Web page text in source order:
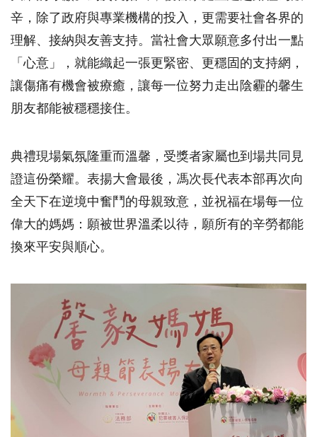
辛，除了政府與專業機構的投入，更需要社會各界的
理解、接納與友善支持。當社會大眾願意多付出一點
「心意」，就能織起一張更緊密、更穩固的支持網，
讓傷痛有機會被療癒，讓每一位努力走出陰霾的馨生
朋友都能被穩穩接住。
典禮現場氣氛隆重而溫馨，受獎者家屬也到場共同見
證這份榮耀。表揚大會最後，馮次長代表本部再次向
全天下在逆境中奮鬥的母親致意，並祝福在場每一位
偉大的媽媽：願被世界溫柔以待，願所有的辛勞都能
換來平安與順心。